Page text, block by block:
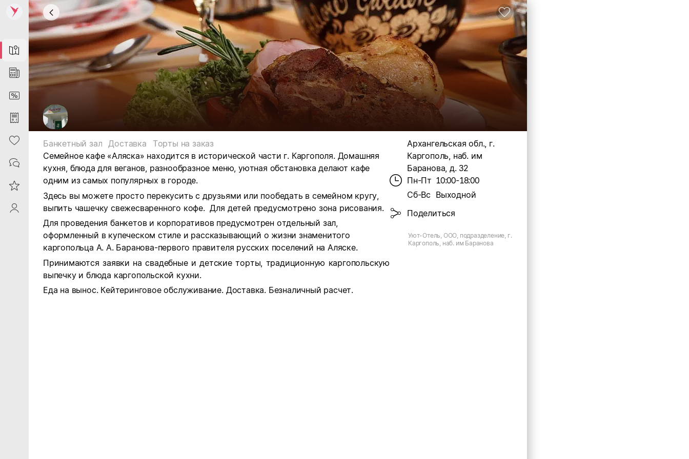
Map
News
DiscountCard
Purchases
Heart
Contacts
Reviews
ProfileSaby
Банкетный зал Доставка
Торты на заказ
Семейное кафе «Аляска» находится в исторической части г. Каргополя. Домашняя
кухня, блюда для веганов, разнообразное меню, уютная обстановка делают кафе
одним из самых популярных в городе.
Здесь вы можете просто перекусить с друзьями или пообедать в семейном кругу,
выпить чашечку свежесваренного кофе. Для детей предусмотрено зона рисования.
Для проведения банкетов и корпоративов предусмотрен отдельный зал,
оформленный в купеческом стиле и рассказывающий о жизни знаменитого
каргопольца А. А. Баранова-первого правителя русских поселений на Аляске.
Принимаются заявки на свадебные и детские торты, традиционную каргопольскую
выпечку и блюда каргопольской кухни.
Еда на вынос. Кейтеринговое обслуживание. Доставка. Безналичный расчет.
Архангельская обл., г.
Каргополь, наб. им
Баранова, д. 32
Пн-Пт 10:00-18:00
Сб-Вс Выходной
Поделиться
Уют-Отель, ООО, подразделение, г.
Каргополь, наб. им Баранова